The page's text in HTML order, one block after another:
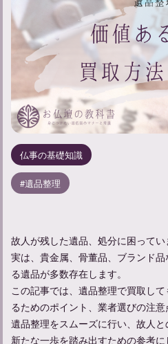
仏事の基礎知識
遺品整理
故人が残した遺品、処分に困ってい
実は、貴金属、骨董品、ブランド
る遺品が多数存在します。
この記事では、遺品整理で買取し
るためのポイント、業者選びの注意
遺品整理をスムーズに行い、故人と
新たな一歩を踏み出すための参考に